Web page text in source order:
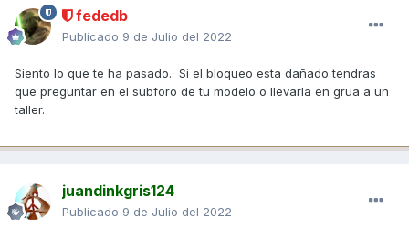
fededb
Publicado 9 de Julio del 2022
Siento lo que te ha pasado. Si el bloqueo esta dañado tendras
que preguntar en el subforo de tu modelo o llevarla en grua a un
taller.
juandinkgris124
Publicado 9 de Julio del 2022